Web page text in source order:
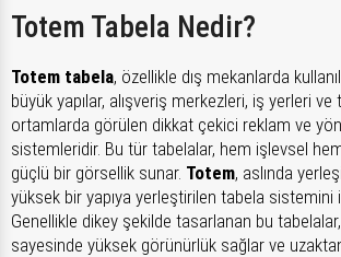
Totem Tabela Nedir?
Totem tabela, özellikle dış mekanlarda
büyük yapılar, alışveriş merkezleri, iş yerleri
ortamlarda görülen dikkat çekici reklam ve
sistemleridir. Bu tür tabelalar, hem işlevsel
güçlü bir görsellik sunar. Totem, aslında
yüksek bir yapıya yerleştirilen tabela sistemini
Genellikle dikey şekilde tasarlanan bu tabelalar,
sayesinde yüksek görünürlük sağlar ve